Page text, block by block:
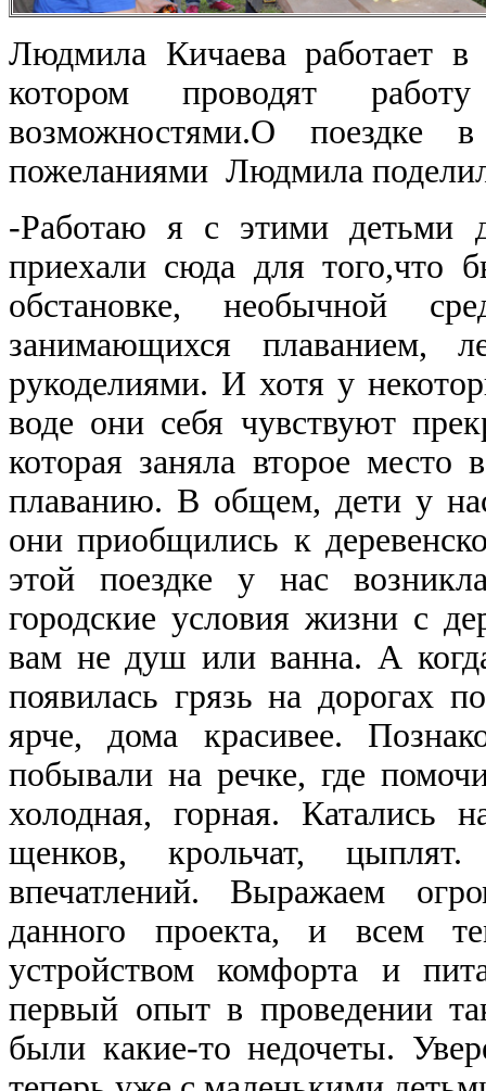
Людмила Кичаева работает в
котором проводят
возможностями.О поездке
пожеланиями Людмила
-Работаю я с этими детьми
приехали сюда для того,что
обстановке, необычной
занимающихся плаванием,
рукоделиями. И хотя у
воде они себя чувствуют
которая заняла второе место
плаванию. В общем, дети у
они приобщились к
этой поездке у нас
городские условия жизни с
вам не душ или ванна. А
появилась грязь на дорогах
ярче, дома красивее.
побывали на речке, где
холодная, горная. Катались
щенков, крольчат,
впечатлений. Выражаем
данного проекта, и всем
устройством комфорта и
первый опыт в проведении
были какие-то недочеты.